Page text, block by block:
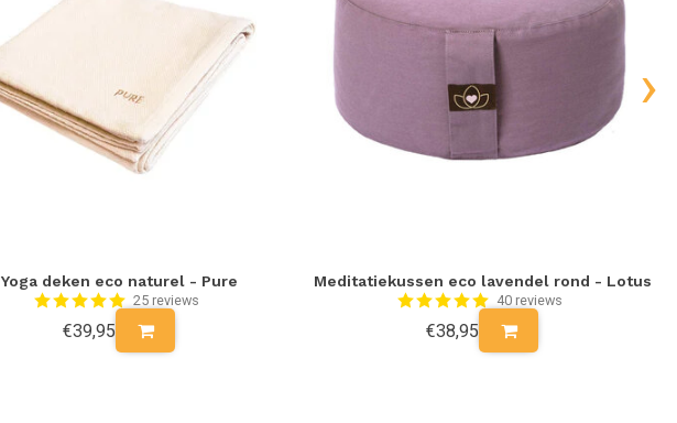
Yoga deken eco naturel - Pure
25 reviews
€39,95
Meditatiekussen eco lavendel rond - Lotus
40 reviews
€38,95
›